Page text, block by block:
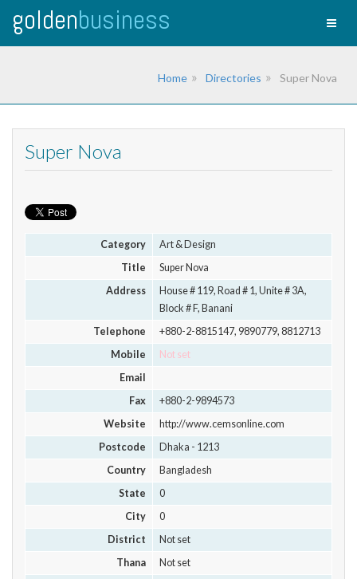
goldenbusiness
Home Directories Super Nova
Super Nova
Category
Art & Design
Title
Super Nova
Address
House # 119, Road # 1, Unite # 3A,
Block # F, Banani
Telephone
+880-2-8815147, 9890779, 8812713
Mobile
Not set
Email
Fax
+880-2-9894573
Website
http://www.cemsonline.com
Postcode
Dhaka - 1213
Country
Bangladesh
State
0
City
0
District
Not set
Thana
Not set